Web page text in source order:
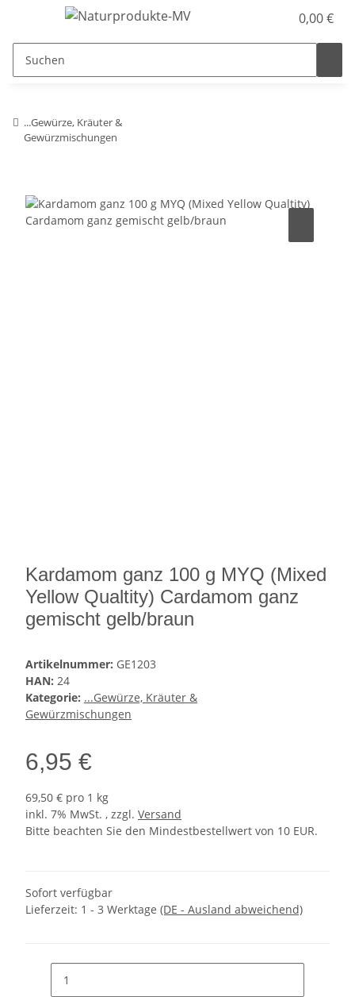
0,00 €
...Gewürze, Kräuter &
Gewürzmischungen
Kardamom ganz 100 g MYQ (Mixed
Yellow Qualtity) Cardamom ganz
gemischt gelb/braun
Artikelnummer: GE1203
HAN: 24
Kategorie: ...Gewürze, Kräuter &
Gewürzmischungen
6,95 €
69,50 € pro 1 kg
inkl. 7% MwSt. , zzgl. Versand
Bitte beachten Sie den Mindestbestellwert von 10 EUR.
Sofort verfügbar
Lieferzeit: 1 - 3 Werktage (DE - Ausland abweichend)